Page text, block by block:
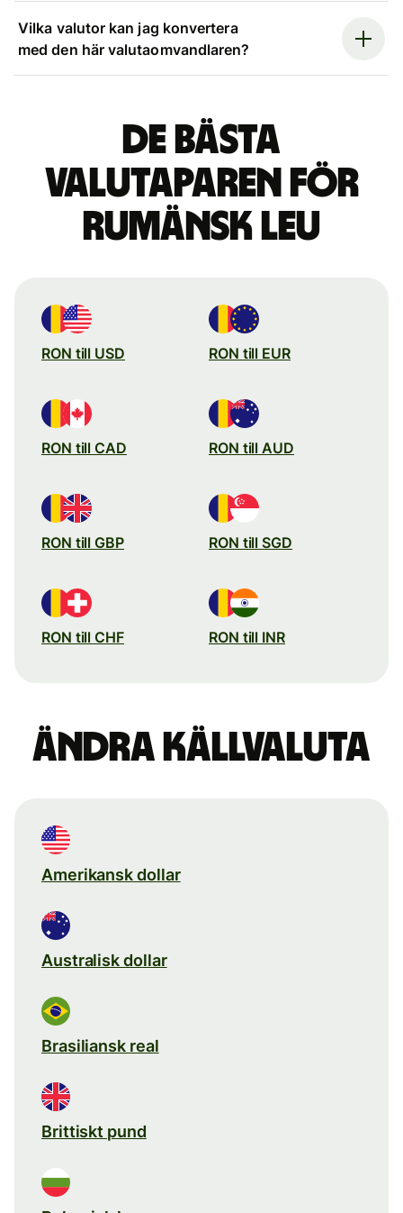
Vilka valutor kan jag konvertera
med den här valutaomvandlaren?
De bästa
valutaparen för
rumänsk leu
RON till USD RON till EUR
RON till CAD RON till AUD
RON till GBP RON till SGD
RON till CHF RON till INR
Ändra källvaluta
Amerikansk dollar
Australisk dollar
Brasiliansk real
Brittiskt pund